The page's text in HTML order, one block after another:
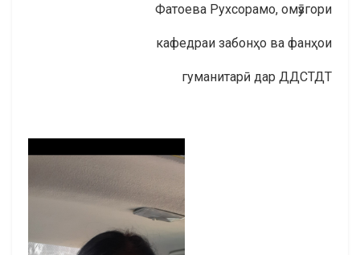
Фатоева Рухсорамо, омӯзгори
кафедраи забонҳо ва фанҳои
гуманитарӣ дар ДДСТДТ